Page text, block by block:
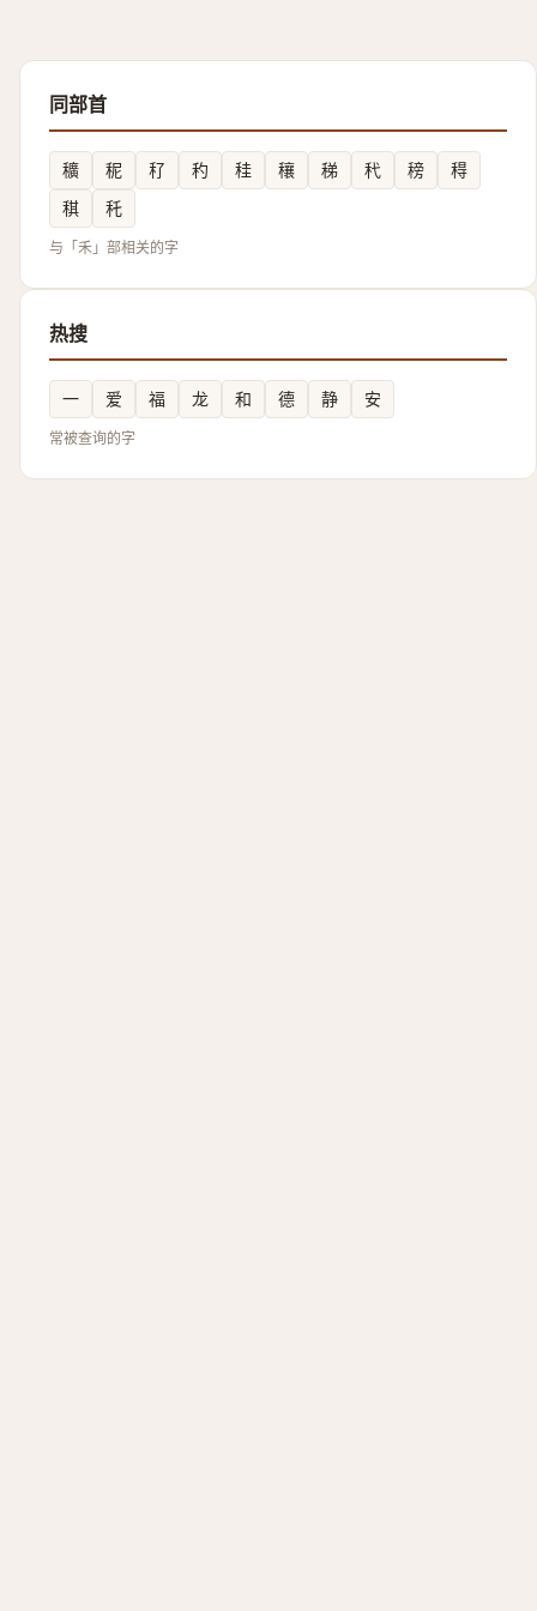
同部首
穬 秜 䄦 䄪 䅅 穰 稊 䄩 䅭
䅞
稘
秅
与「禾」部相关的字
热搜
一 爱 福 龙 和 德 静 安
常被查询的字